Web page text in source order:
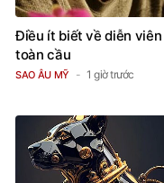
Điều ít biết về diễn
toàn cầu
SAO ÂU MỸ 1 giờ trước